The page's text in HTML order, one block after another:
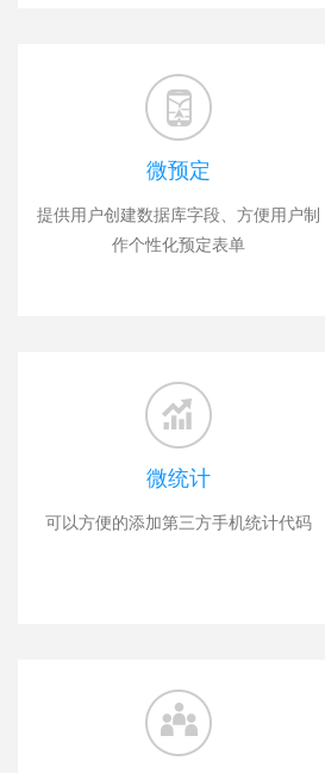
微预定
提供用户创建数据库字段、方便用户制
作个性化预定表单
微统计
可以方便的添加第三方手机统计代码